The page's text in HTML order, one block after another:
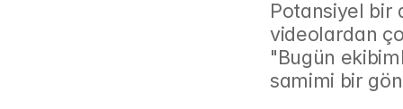
Potansiyel bir
videolardan
"Bugün
samimi bir